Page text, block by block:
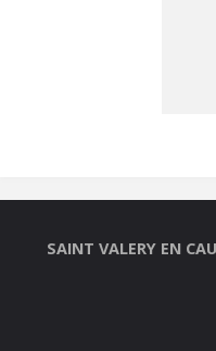
SAINT VALERY EN